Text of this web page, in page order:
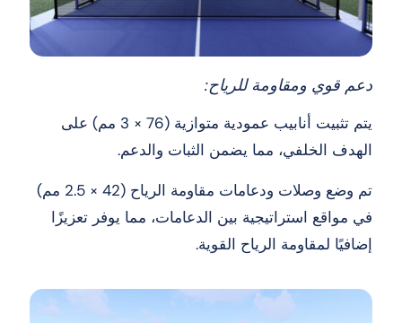
دعم قوي ومقاومة للرياح:
يتم تثبيت أنابيب عمودية متوازية (76 × 3 مم) على
الهدف الخلفي، مما يضمن الثبات والدعم.
تم وضع وصلات ودعامات مقاومة الرياح (42 × 2.5 مم)
في مواقع استراتيجية بين الدعامات، مما يوفر تعزيزًا
إضافيًا لمقاومة الرياح القوية.